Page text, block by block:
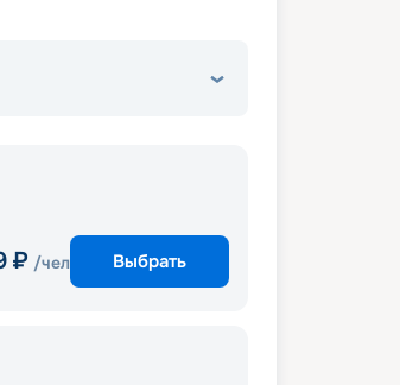
₽ /чел Выбрать